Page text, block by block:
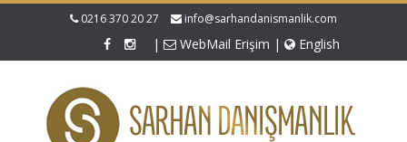
0216 370 20 27 info@sarhandanismanlik.com
| WebMail Erişim | English